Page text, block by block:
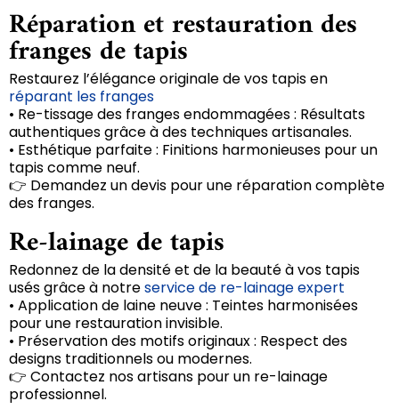
Réparation et restauration des
franges de tapis
Restaurez l’élégance originale de vos tapis en
réparant les franges
• Re-tissage des franges endommagées : Résultats
authentiques grâce à des techniques artisanales.
• Esthétique parfaite : Finitions harmonieuses pour un
tapis comme neuf.
👉 Demandez un devis pour une réparation complète
des franges.
Re-lainage de tapis
Redonnez de la densité et de la beauté à vos tapis
usés grâce à notreservice de re-lainage expert
• Application de laine neuve : Teintes harmonisées
pour une restauration invisible.
• Préservation des motifs originaux : Respect des
designs traditionnels ou modernes.
👉 Contactez nos artisans pour un re-lainage
professionnel.